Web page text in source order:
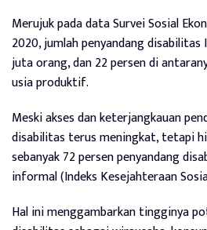
Merujuk pada data Survei Sosial
2020, jumlah penyandang
juta orang, dan 22 persen di
usia produktif.
Meski akses dan keterjangkauan
disabilitas terus meningkat, tetapi
sebanyak 72 persen penyandang
informal (Indeks Kesejahteraan
Hal ini menggambarkan tingginya